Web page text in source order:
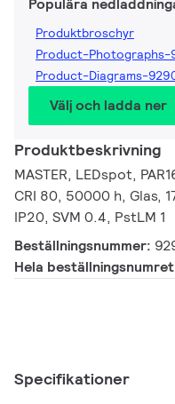
Populära
Produktbroschyr
Product-Photographs-
Product-Diagrams-
Välj och ladda ner
Produktbeskrivning
MASTER, LEDspot,
CRI 80, 50000 h, Glas,
IP20, SVM 0.4, PstLM 1
Beställningsnummer:
Hela
Specifikationer